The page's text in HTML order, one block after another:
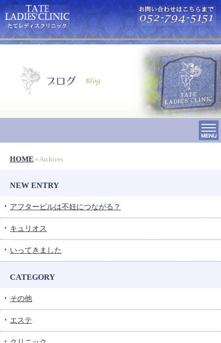
HOME » Archives
NEW ENTRY
アフターピルは不妊につながる？
キュリオス
いってきました
CATEGORY
その他
エステ